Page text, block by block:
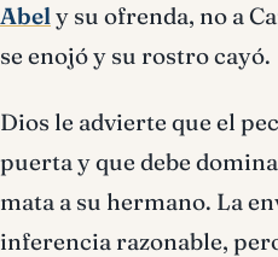
Abely su ofrenda, no a
se enojó y su rostro cayó.
Dios le advierte que el
puerta y que debe
mata a su hermano. La
inferencia razonable,